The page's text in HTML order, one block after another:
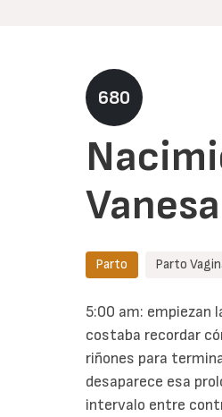
680
Vanesa
Parto Parto
5:00 am: empiezan
costaba recordar
riñones para
desaparece esa
intervalo entre